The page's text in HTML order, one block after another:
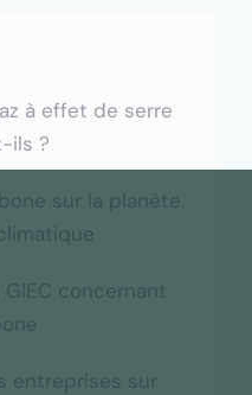
à effet de serre
ils ?
sur la planète,
concernant
entreprises sur